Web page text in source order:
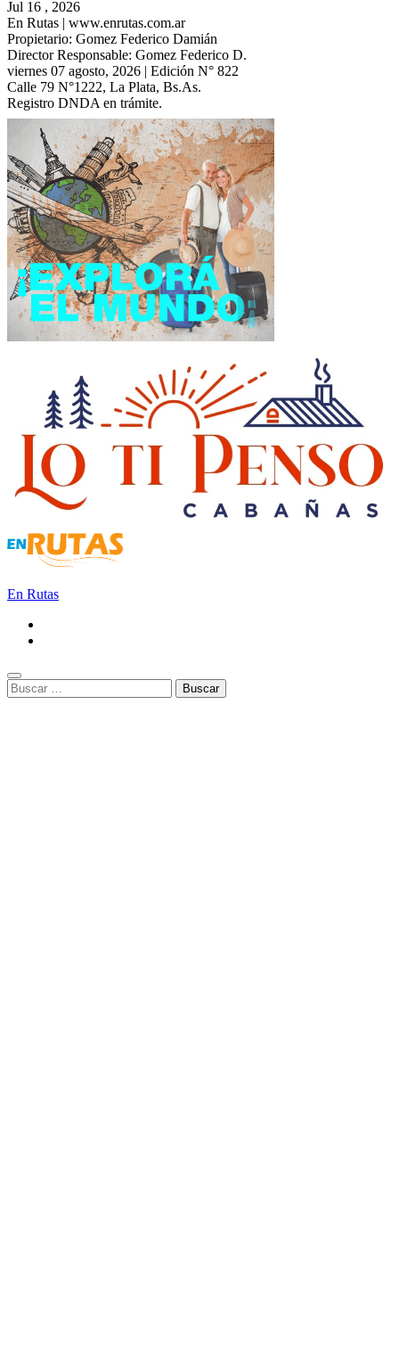
Jul 16 , 2026
En Rutas | www.enrutas.com.ar
Propietario: Gomez Federico Damián
Director Responsable: Gomez Federico D.
viernes 07 agosto, 2026 | Edición N° 822
Calle 79 N°1222, La Plata, Bs.As.
Registro DNDA en trámite.
En Rutas
Buscar: